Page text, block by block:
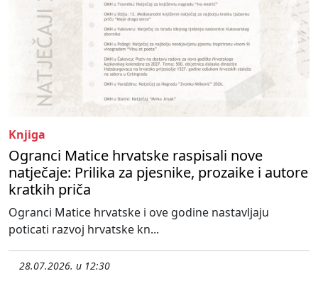
Knjiga
Ogranci Matice hrvatske raspisali nove
natječaje: Prilika za pjesnike, prozaike i autore
kratkih priča
Ogranci Matice hrvatske i ove godine nastavljaju
poticati razvoj hrvatske kn...
28.07.2026. u 12:30